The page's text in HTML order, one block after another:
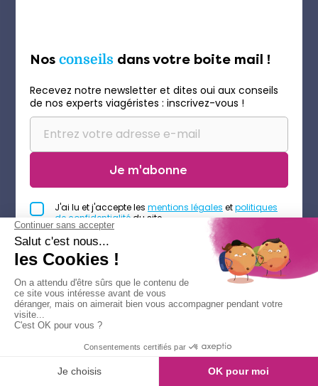
Nos conseils dans votre boite mail !
Recevez notre newsletter et dites oui aux conseils
de nos experts viagéristes : inscrivez-vous !
Je m'abonne
J'ai lu et j'accepte les mentions légales etpolitiques
de confidentialité du site.